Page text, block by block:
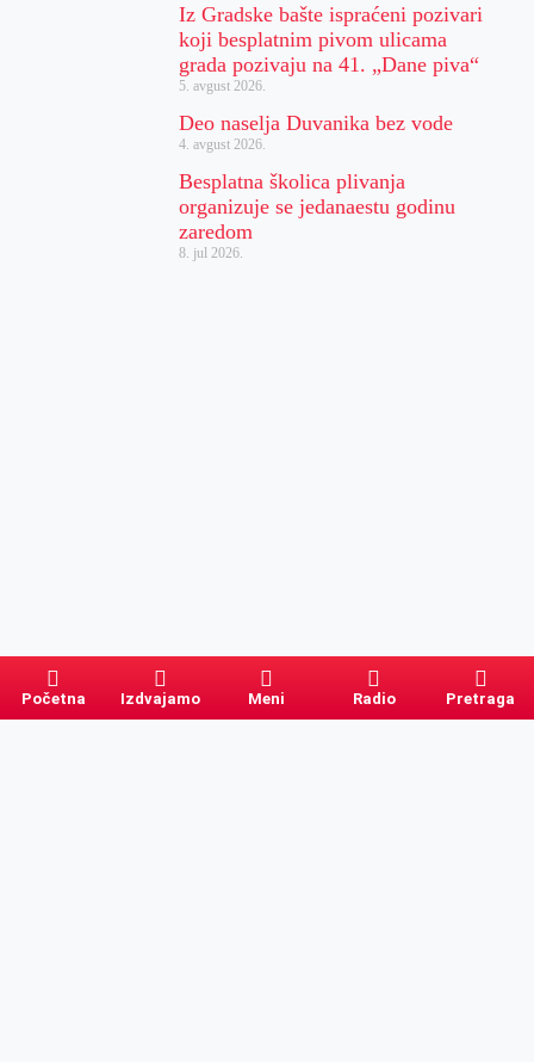
Iz Gradske bašte ispraćeni pozivari
koji besplatnim pivom ulicama
grada pozivaju na 41. „Dane piva“
5. avgust 2026.
Deo naselja Duvanika bez vode
4. avgust 2026.
Besplatna školica plivanja
organizuje se jedanaestu godinu
zaredom
8. jul 2026.
Početna Izdvajamo Meni Radio Pretraga